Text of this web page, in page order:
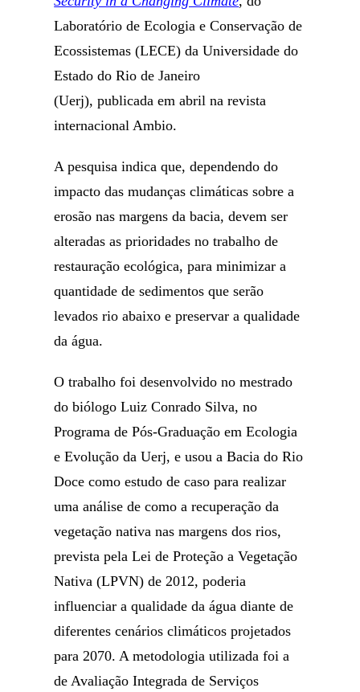
Laboratório de Ecologia e Conservação de
Ecossistemas (LECE) da Universidade do
Estado do Rio de Janeiro
(Uerj), publicada em abril na revista
internacional Ambio.
A pesquisa indica que, dependendo do
impacto das mudanças climáticas sobre a
erosão nas margens da bacia, devem ser
alteradas as prioridades no trabalho de
restauração ecológica, para minimizar a
quantidade de sedimentos que serão
levados rio abaixo e preservar a qualidade
da água.
O trabalho foi desenvolvido no mestrado
do biólogo Luiz Conrado Silva, no
Programa de Pós-Graduação em Ecologia
e Evolução da Uerj, e usou a Bacia do Rio
Doce como estudo de caso para realizar
uma análise de como a recuperação da
vegetação nativa nas margens dos rios,
prevista pela Lei de Proteção a Vegetação
Nativa (LPVN) de 2012, poderia
influenciar a qualidade da água diante de
diferentes cenários climáticos projetados
para 2070. A metodologia utilizada foi a
de Avaliação Integrada de Serviços